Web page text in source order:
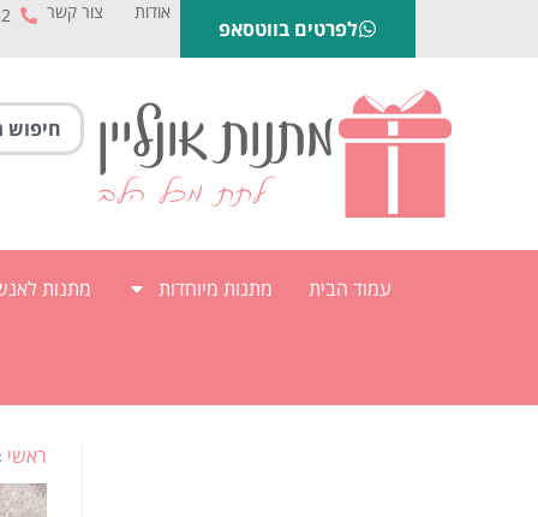
אודות צור קשר
לפרטים בווטסאפ
עמוד הבית מתנות מיוחדות מתנות
ראשי